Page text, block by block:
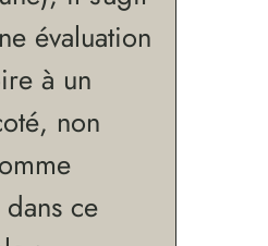
évaluation
à un
non
ce